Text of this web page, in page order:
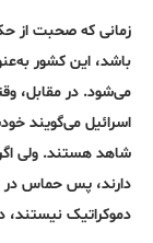
زمانی که صحبت از
باشد، این کشور
می‌شود. در مقابل،
اسرائیل می‌گویند
شاهد هستند. ولی
دارند، پس حماس در
دموکراتیک